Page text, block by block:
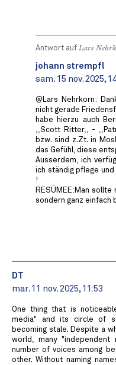
Antwort auf Lars
johann strempfl
sam. 15 nov. 2025,
@Lars Nehrkorn:
nicht gerade
habe hierzu auch
,,Scott Ritter,, -
bzw. sind z.Zt. in
das Gefühl, diese
Ausserdem, ich
ich ständig pflege
!
RESÜMEE:Man
sondern ganz einfach
DT
mar. 11 nov. 2025, 11:53
One thing that is
media" and its circle of
becoming stale. Despite a
world, many
number of voices among
other. Without naming